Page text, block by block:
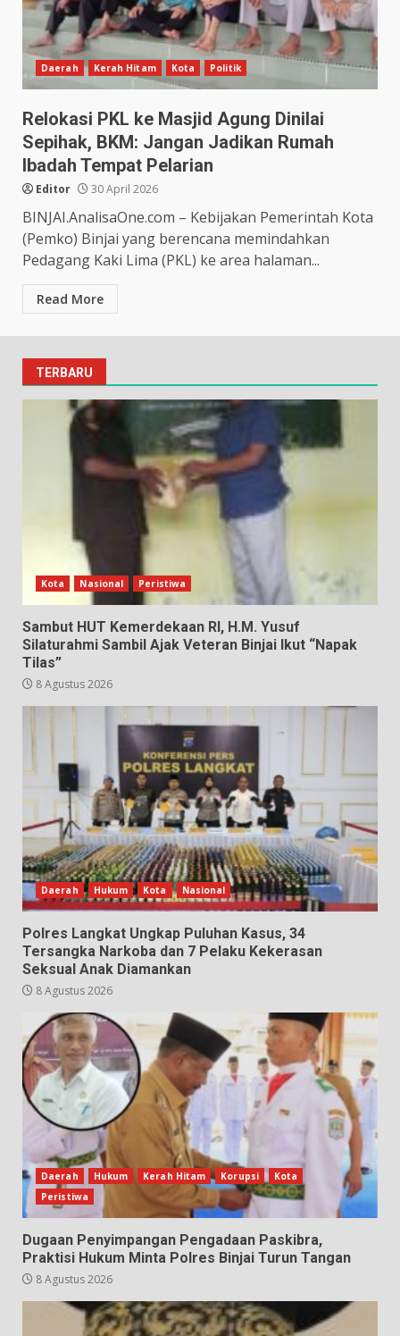
Daerah Kerah Hitam Kota Politik
Relokasi PKL ke Masjid Agung Dinilai
Sepihak, BKM: Jangan Jadikan Rumah
Ibadah Tempat Pelarian
Editor 30 April 2026
BINJAI.AnalisaOne.com – Kebijakan Pemerintah Kota
(Pemko) Binjai yang berencana memindahkan
Pedagang Kaki Lima (PKL) ke area halaman...
Read More
TERBARU
Kota Nasional Peristiwa
Sambut HUT Kemerdekaan RI, H.M. Yusuf
Silaturahmi Sambil Ajak Veteran Binjai Ikut “Napak
Tilas”
8 Agustus 2026
Daerah Hukum Kota Nasional
Polres Langkat Ungkap Puluhan Kasus, 34
Tersangka Narkoba dan 7 Pelaku Kekerasan
Seksual Anak Diamankan
8 Agustus 2026
Daerah Hukum Kerah Hitam Korupsi
Kota
Peristiwa
Dugaan Penyimpangan Pengadaan Paskibra,
Praktisi Hukum Minta Polres Binjai Turun Tangan
8 Agustus 2026